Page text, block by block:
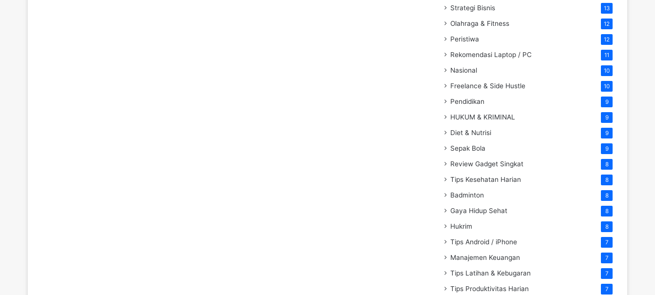
Strategi Bisnis 13
Olahraga & Fitness 12
Peristiwa 12
Rekomendasi Laptop / PC 11
Nasional 10
Freelance & Side Hustle 10
Pendidikan 9
HUKUM & KRIMINAL 9
Diet & Nutrisi 9
Sepak Bola 9
Review Gadget Singkat 8
Tips Kesehatan Harian 8
Badminton 8
Gaya Hidup Sehat 8
Hukrim 8
Tips Android / iPhone 7
Manajemen Keuangan 7
Tips Latihan & Kebugaran 7
Tips Produktivitas Harian 7